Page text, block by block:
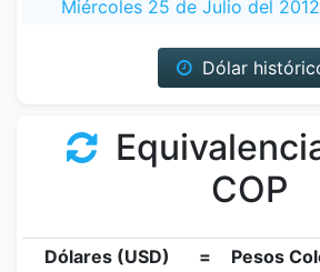
Miércoles 25 de Julio del 2012
Dólar
COP
Dólares (USD) =
Pesos